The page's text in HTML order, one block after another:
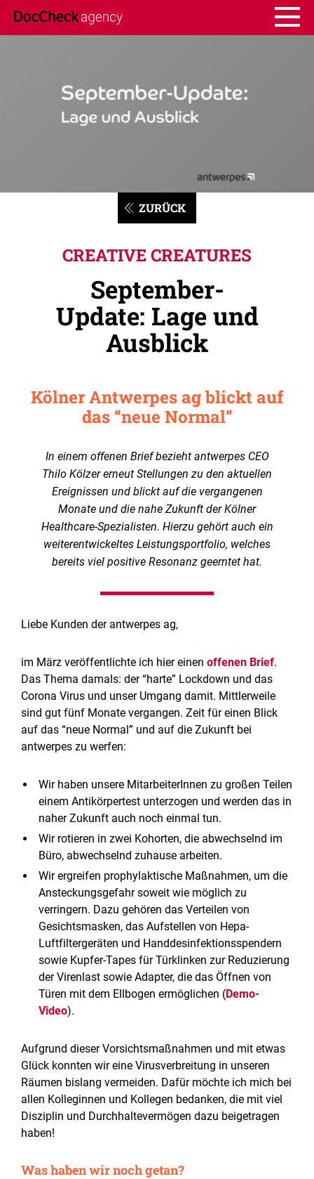
ZURÜCK
CREATIVE CREATURES
September-
Update: Lage und
Ausblick
Kölner Antwerpes ag blickt auf
das “neue Normal”
In einem offenen Brief bezieht antwerpes CEO
Thilo Kölzer erneut Stellungen zu den aktuellen
Ereignissen und blickt auf die vergangenen
Monate und die nahe Zukunft der Kölner
Healthcare-Spezialisten. Hierzu gehört auch ein
weiterentwickeltes Leistungsportfolio, welches
bereits viel positive Resonanz geerntet hat.
Liebe Kunden der antwerpes ag,
im März veröffentlichte ich hier einen offenen Brief.
Das Thema damals: der “harte” Lockdown und das
Corona Virus und unser Umgang damit. Mittlerweile
sind gut fünf Monate vergangen. Zeit für einen Blick
auf das “neue Normal” und auf die Zukunft bei
antwerpes zu werfen:
Wir haben unsere MitarbeiterInnen zu großen Teilen
einem Antikörpertest unterzogen und werden das in
naher Zukunft auch noch einmal tun.
Wir rotieren in zwei Kohorten, die abwechselnd im
Büro, abwechselnd zuhause arbeiten.
Wir ergreifen prophylaktische Maßnahmen, um die
Ansteckungsgefahr soweit wie möglich zu
verringern. Dazu gehören das Verteilen von
Gesichtsmasken, das Aufstellen von Hepa-
Luftfiltergeräten und Handdesinfektionsspendern
sowie Kupfer-Tapes für Türklinken zur Reduzierung
der Virenlast sowie Adapter, die das Öffnen von
Türen mit dem Ellbogen ermöglichen (Demo-
Video).
Aufgrund dieser Vorsichtsmaßnahmen und mit etwas
Glück konnten wir eine Virusverbreitung in unseren
Räumen bislang vermeiden. Dafür möchte ich mich bei
allen Kolleginnen und Kollegen bedanken, die mit viel
Disziplin und Durchhaltevermögen dazu beigetragen
haben!
Was haben wir noch getan?